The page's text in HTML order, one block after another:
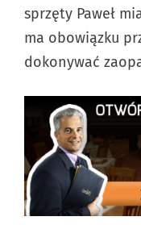
sprzęty Paweł
ma obowiązku
dokonywać